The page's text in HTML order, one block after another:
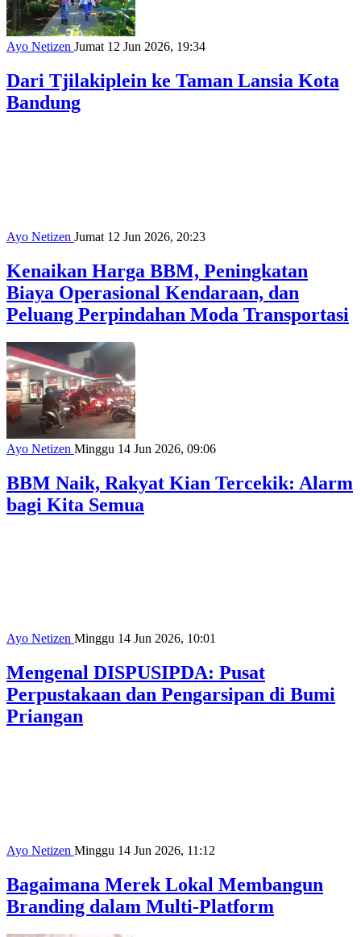
Ayo Netizen Jumat 12 Jun 2026, 19:34
Dari Tjilakiplein ke Taman Lansia Kota
Bandung
Ayo Netizen Jumat 12 Jun 2026, 20:23
Kenaikan Harga BBM, Peningkatan
Biaya Operasional Kendaraan, dan
Peluang Perpindahan Moda Transportasi
Ayo Netizen Minggu 14 Jun 2026, 09:06
BBM Naik, Rakyat Kian Tercekik: Alarm
bagi Kita Semua
Ayo Netizen Minggu 14 Jun 2026, 10:01
Mengenal DISPUSIPDA: Pusat
Perpustakaan dan Pengarsipan di Bumi
Priangan
Ayo Netizen Minggu 14 Jun 2026, 11:12
Bagaimana Merek Lokal Membangun
Branding dalam Multi-Platform